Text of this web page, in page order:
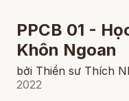
PPCB 01 -
Khôn Ngoan
bởi Thiền sư Thích
2022